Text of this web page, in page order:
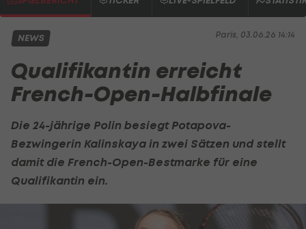
Paris, 03.06.26 14:14
NEWS
Qualifikantin erreicht
French-Open-Halbfinale
Die 24-jährige Polin besiegt Potapova-
Bezwingerin Kalinskaya in zwei Sätzen und stellt
damit die French-Open-Bestmarke für eine
Qualifikantin ein.